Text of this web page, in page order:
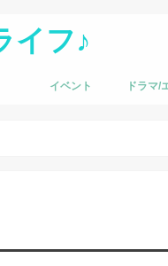
イフ♪
イベント ドラマ/